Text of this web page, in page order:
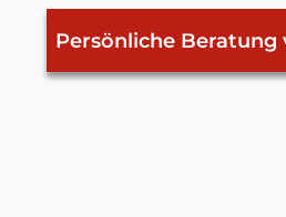
Persönliche Beratung